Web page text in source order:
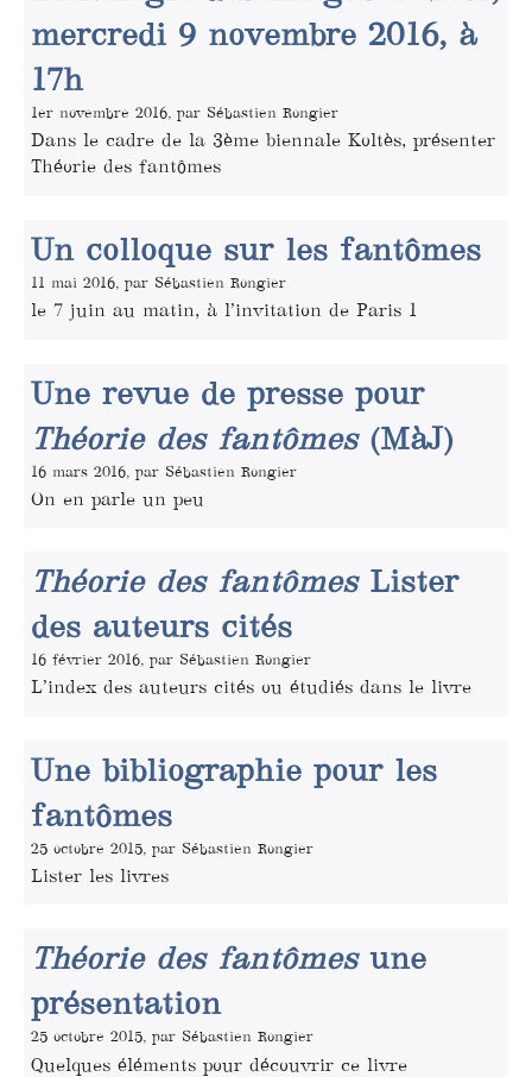
mercredi 9 novembre 2016, à
17h
1er novembre 2016, par Sébastien Rongier
Dans le cadre de la 3ème biennale Koltès, présenter
Théorie des fantômes
Un colloque sur les fantômes
11 mai 2016, par Sébastien Rongier
le 7 juin au matin, à l’invitation de Paris 1
Une revue de presse pour
Théorie des fantômes(MàJ)
16 mars 2016, par Sébastien Rongier
On en parle un peu
Théorie des fantômesLister
des auteurs cités
16 février 2016, par Sébastien Rongier
L’index des auteurs cités ou étudiés dans le livre
Une bibliographie pour les
fantômes
25 octobre 2015, par Sébastien Rongier
Lister les livres
Théorie des fantômesune
présentation
25 octobre 2015, par Sébastien Rongier
Quelques éléments pour découvrir ce livre